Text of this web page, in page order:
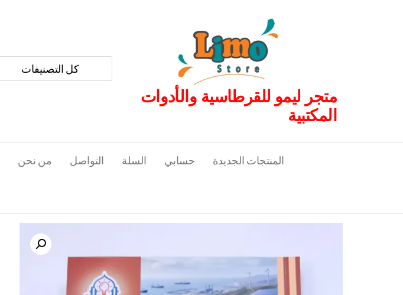
متجر ليمو للقرطاسية والأدوات
المكتبية
من نحن التواصل السلة حسابي المنتجات الجديدة